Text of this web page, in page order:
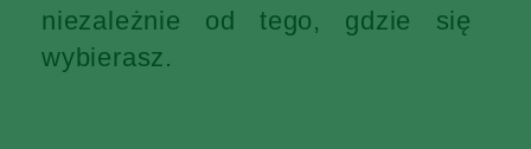
niezależnie od tego, gdzie się
wybierasz.